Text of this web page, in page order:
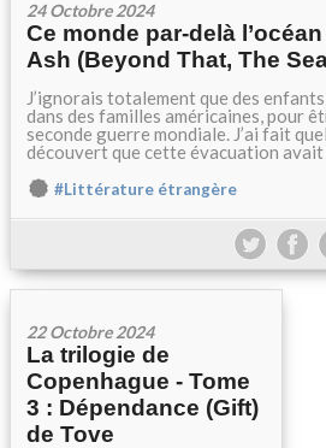
24 Octobre 2024
Ce monde par-delà
Ash (Beyond That, The
J’ignorais totalement que des
dans des familles américaines, pour
seconde guerre mondiale. J’ai fait
découvert que cette évacuation
#Littérature étrangère
22 Octobre 2024
La trilogie de
Copenhague - Tome
3 : Dépendance (Gift)
de Tove